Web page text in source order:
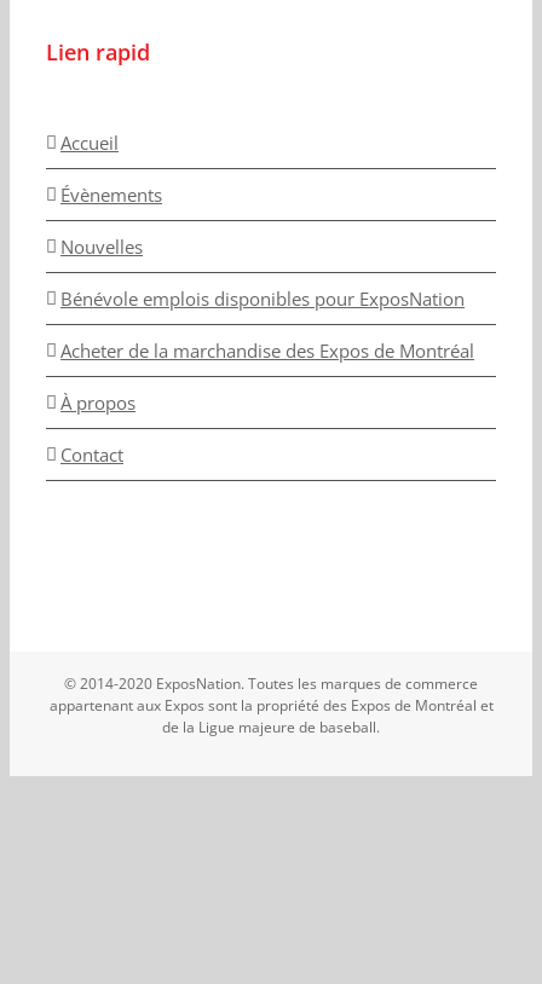
Lien rapid
Accueil
Évènements
Nouvelles
Bénévole emplois disponibles pour ExposNation
Acheter de la marchandise des Expos de Montréal
À propos
Contact
© 2014-2020 ExposNation. Toutes les marques de commerce
appartenant aux Expos sont la propriété des Expos de Montréal et
de la Ligue majeure de baseball.